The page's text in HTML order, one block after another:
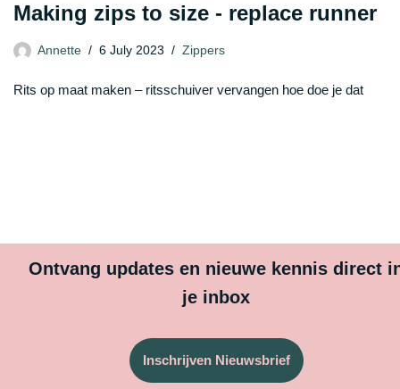
Making zips to size - replace runner
Annette 6 July 2023 Zippers
Rits op maat maken – ritsschuiver vervangen hoe doe je dat
Ontvang updates en nieuwe kennis direct
je inbox
Inschrijven Nieuwsbrief